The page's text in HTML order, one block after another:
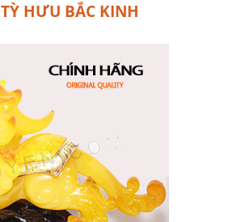
TỲ HƯU BẮC KINH